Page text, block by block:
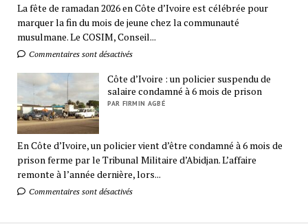
La fête de ramadan 2026 en Côte d’Ivoire est célébrée pour
marquer la fin du mois de jeune chez la communauté
musulmane. Le COSIM, Conseil...
Commentaires sont désactivés
Côte d’Ivoire : un policier suspendu de
salaire condamné à 6 mois de prison
PAR FIRMIN AGBÉ
En Côte d’Ivoire, un policier vient d’être condamné à 6 mois de
prison ferme par le Tribunal Militaire d’Abidjan. L’affaire
remonte à l’année dernière, lors...
Commentaires sont désactivés